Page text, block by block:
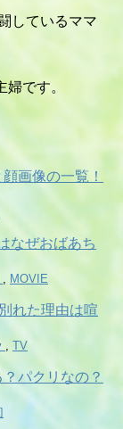
しているママ
です。
画像の一覧！
なぜおばあち
, MOVIE
れた理由は喧
, TV
パクリなの？